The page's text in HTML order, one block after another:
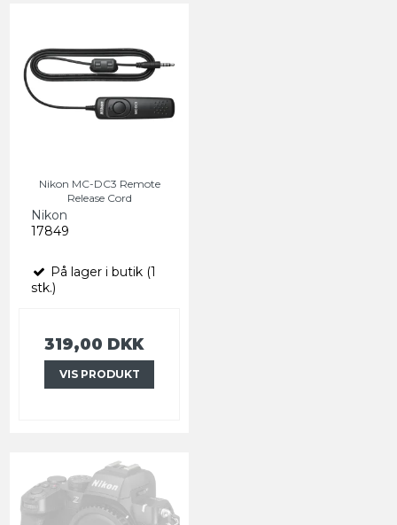
Nikon MC-DC3 Remote
Release Cord
Nikon
17849
På lager i butik (1
stk.)
319,00 DKK
VIS PRODUKT